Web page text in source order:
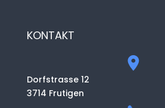
KONTAKT
Dorfstrasse 12
3714 Frutigen